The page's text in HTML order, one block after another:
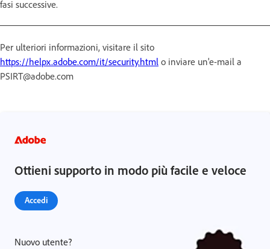
fasi successive.
Per ulteriori informazioni, visitare il sito
https://helpx.adobe.com/it/security.html o inviare un'e-mail a
PSIRT@adobe.com
Ottieni supporto in modo più facile e veloce
Accedi
Nuovo utente?